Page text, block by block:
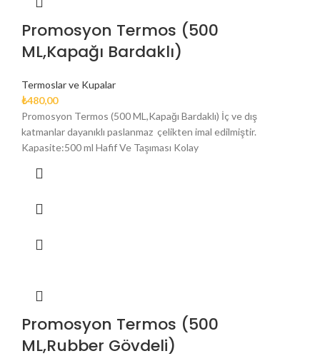
Promosyon Termos (500
ML,Kapağı Bardaklı)
Termoslar ve Kupalar
₺480,00
Promosyon Termos (500 ML,Kapağı Bardaklı) İç ve dış
katmanlar dayanıklı paslanmaz çelikten imal edilmiştir.
Kapasite:500 ml Hafif Ve Taşıması Kolay
Promosyon Termos (500
ML,Rubber Gövdeli)